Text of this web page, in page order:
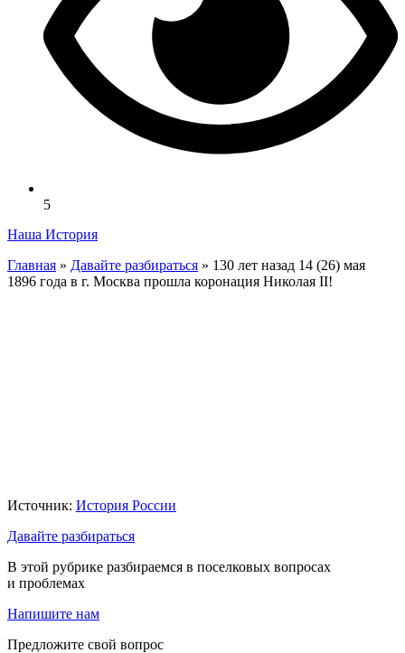
5
Наша История
Главная » Давайте разбираться » 130 лет назад 14 (26) мая
1896 года в г. Москва прошла коронация Николая II!
Источник: История России
Давайте разбираться
В этой рубрике разбираемся в поселковых вопросах
и проблемах
Напишите нам
Предложите свой вопрос